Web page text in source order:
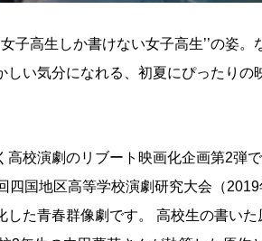
子高生しか書けない女子高生’’の姿
い気分になれる、初夏にぴったりの
高校演劇のリブート映画化企画第2弾
四国地区高等学校演劇研究大会（
た青春群像劇です。 高校生の書い